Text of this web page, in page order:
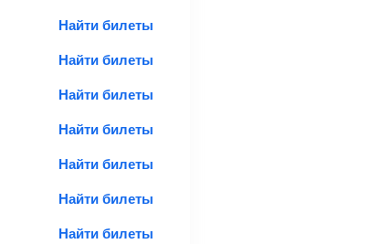
Найти билеты
Найти билеты
Найти билеты
Найти билеты
Найти билеты
Найти билеты
Найти билеты